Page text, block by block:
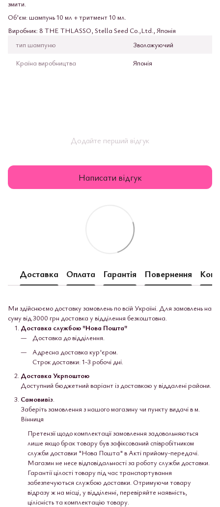
змити.
Об’єм: шампунь 10 мл + тритмент 10 мл.
Виробник: 8 THE THLASSO, Stella Seed Co.,Ltd., Японія
тип шампуню
Зволожуючий
Країна виробництва
Японія
Додайте перший відгук
Написати відгук
Доставка Оплата Гарантія Повернення
Ми здійснюємо доставку замовлень по всій Україні. Для замовлень на
суму від 3000 грн доставка у відділення безкоштовна.
Доставка службою "Нова Пошта"
Доставка до відділення.
Адресна доставка кур'єром.
Строк доставки: 1-3 робочі дні.
Доставка Укрпоштою
Доступний бюджетний варіант із доставкою у віддалені райони.
Самовивіз.
Заберіть замовлення з нашого магазину чи пункту видачі в м.
Вінниця
Претензії щодо комплектації замовлення задовольняються
лише якщо брак товару був зафіксований співробітником
служби доставки "Нова Пошта" в Акті прийому-передачі.
Магазин не несе відповідальності за роботу служби доставки.
Гарантії цілості товару під час транспортування
забезпечуються службою доставки. Отримуючи товару
відразу ж на місці, у відділенні, перевіряйте наявність,
цілісність та комплектацію товару.